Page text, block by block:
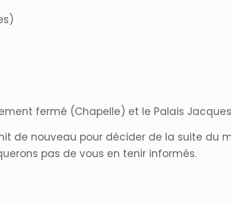
fermé (Chapelle) et le Palais
de nouveau pour décider de la suite du
pas de vous en tenir informés.